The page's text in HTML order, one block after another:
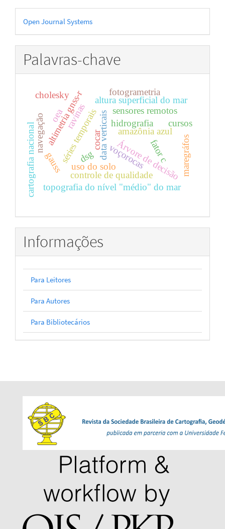
Desenvolvido
por
Open Journal Systems
Palavras-chave
data verticais amazônia azul
voçorocas
ravinas
uso do soloÁrvore de decisão
altura superficial do mar
topografia do nível "médio" do mar
controle de qualidade
séries temporais
altimetria gnss-r
maregráfos
sensores remotos
hidrografia
navegação
fotogrametria
cartografia nacional cocar
dsg fator c
gauss
cholesky
oea cursos
Informações
Para Leitores
Para Autores
Para Bibliotecários